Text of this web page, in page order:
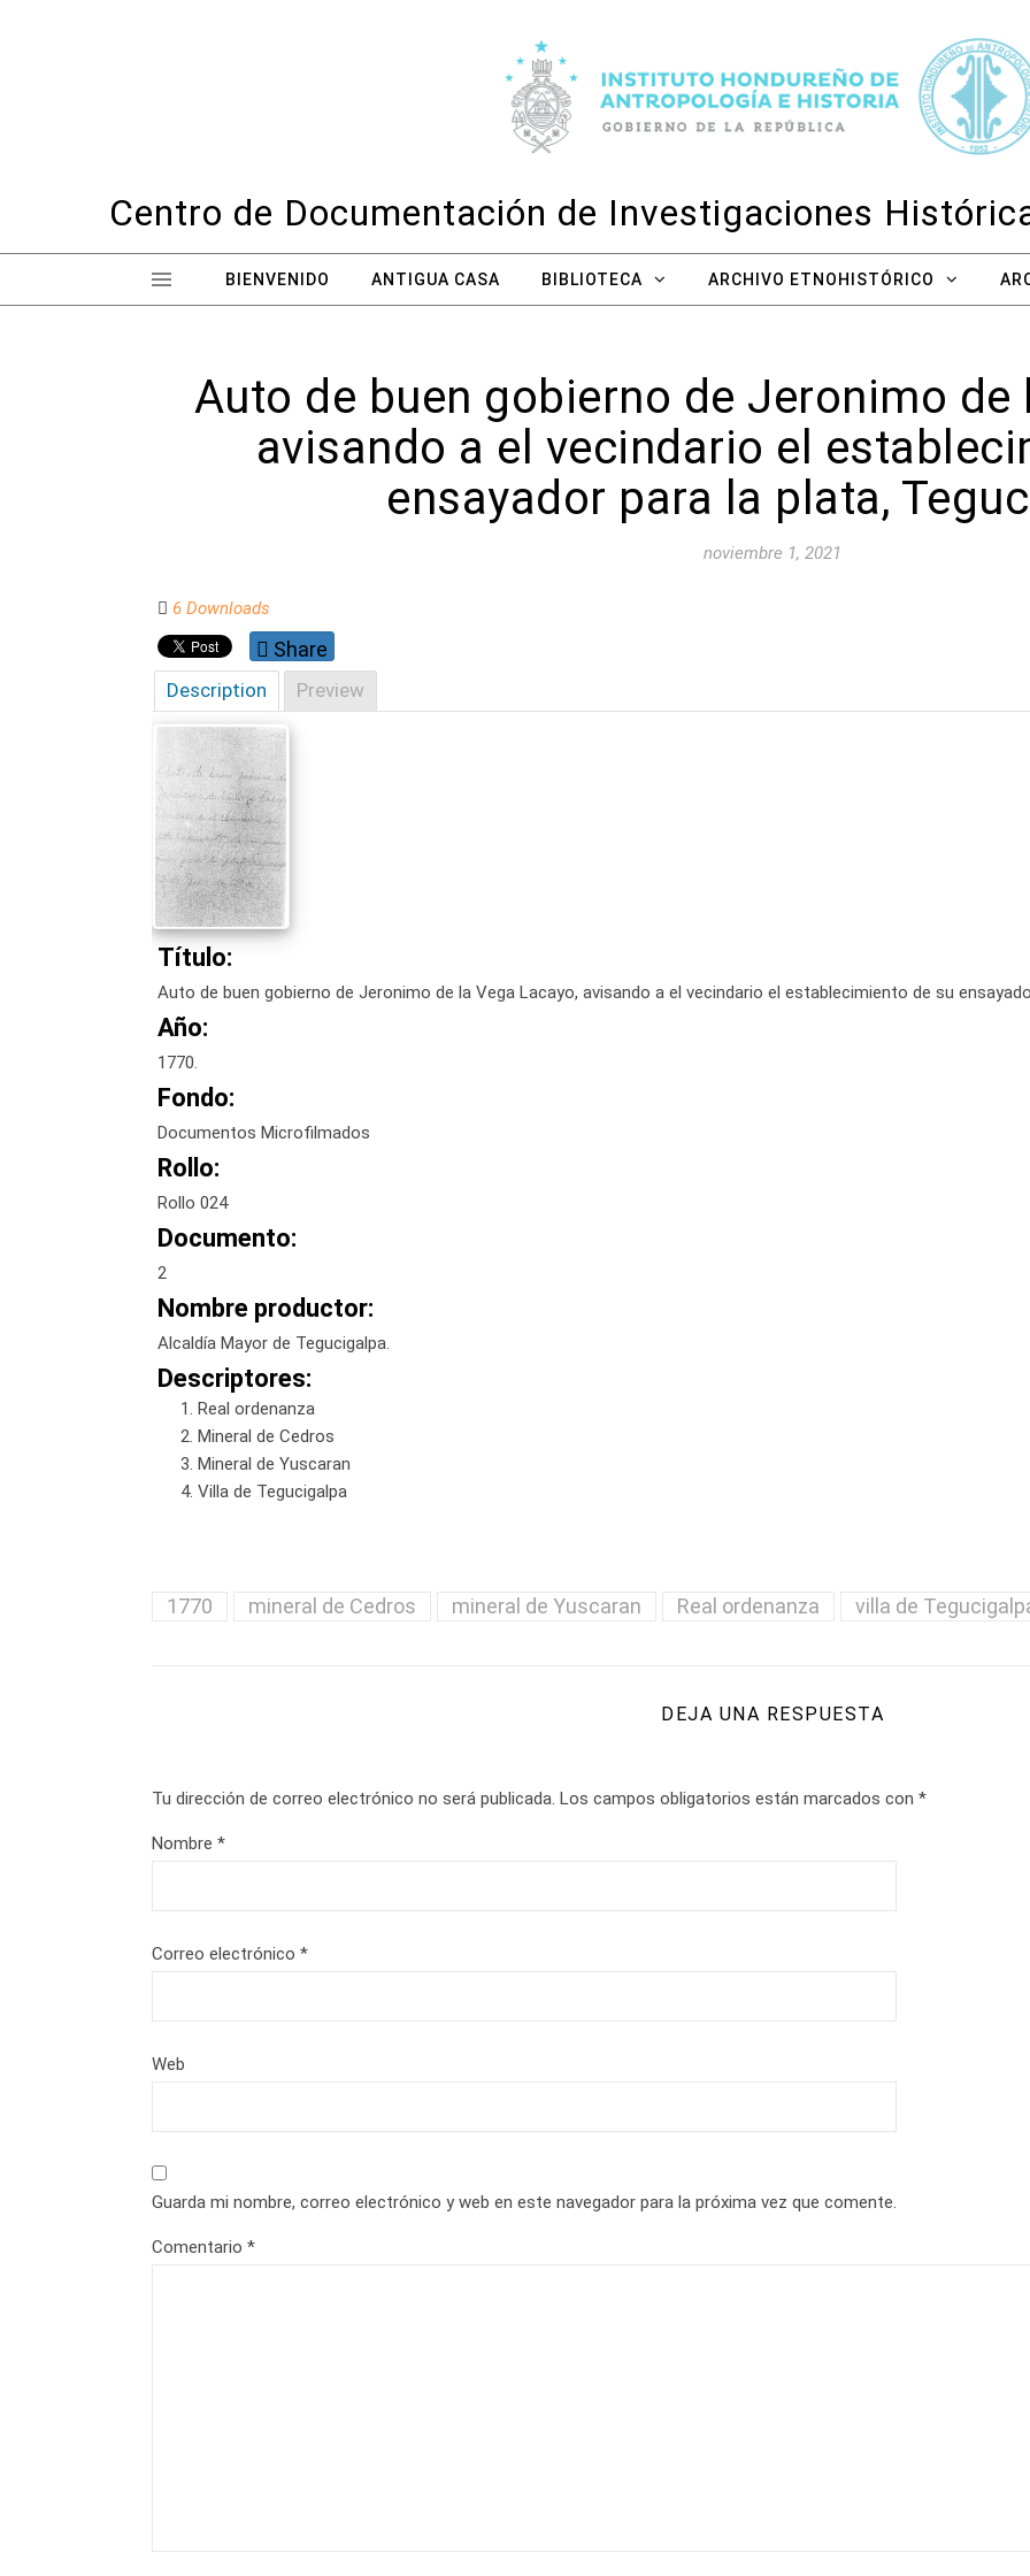
Centro de Documentación de Investigaciones
BIENVENIDO ANTIGUA CASA BIBLIOTECA ARCHIVO ETNOHISTÓRICO
Auto de buen gobierno de Jeronimo de
avisando a el vecindario el
ensayador para la plata,
noviembre 1, 2021
6 Downloads
Share
Description Preview
Título:
Auto de buen gobierno de Jeronimo de la Vega Lacayo, avisando a el vecindario el establecimiento de su
Año:
1770.
Fondo:
Documentos Microfilmados
Rollo:
Rollo 024
Documento:
2
Nombre productor:
Alcaldía Mayor de Tegucigalpa.
Descriptores:
Real ordenanza
Mineral de Cedros
Mineral de Yuscaran
Villa de Tegucigalpa
1770 mineral de Cedros mineral de Yuscaran Real ordenanza villa de
DEJA UNA RESPUESTA
Tu dirección de correo electrónico no será publicada. Los campos obligatorios están marcados con *
Nombre *
Correo electrónico *
Web
Guarda mi nombre, correo electrónico y web en este navegador para la próxima vez que comente.
Comentario *